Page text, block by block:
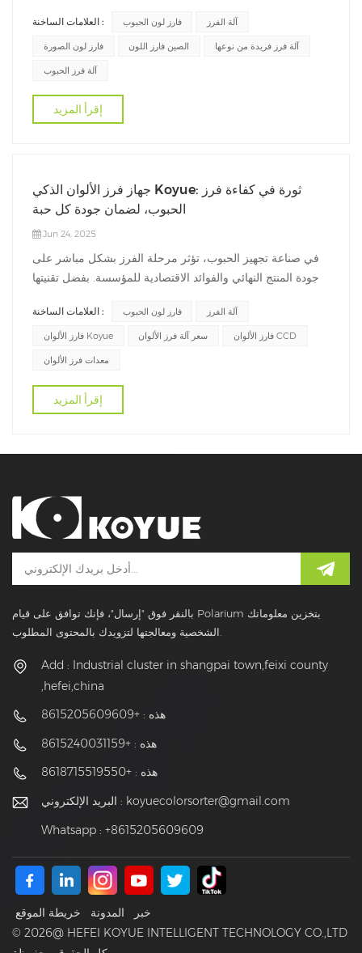
بالمقارنة مع الفرز اليدوي، يمكن لآلات فرز الحبوب الملونة
معالجة كميات كبيرة من الحبوب في وقت قصير للغاية، مما يعزز
كفاءة الإنت...
العلامات الساخنة : فارز لون الحبوب آلة الفرز
فارز لون الصورة الصين فارز اللون آلة فرز فريدة من نوعها
آلة فرز الحبوب
إقرأ المزيد
جهاز فرز الألوان الذكي Koyue: ثورة في كفاءة فرز
الحبوب، لضمان جودة كل حبة
Jun 24, 2025
في صناعة تجهيز الحبوب، تؤثر مرحلة الفرز بشكل مباشر على
جودة المنتج النهائي والفوائد الاقتصادية للمؤسسة. بفضل تقنيتها
أسلوب فرز الحبوب التقليدي كليًا، وأصبحت "سلاحًا سريًا" للعديد
العلامات الساخنة : فارز لون الحبوب آلة الفرز
فارز الألوان Koyue سعر آلة فرز الألوان فارز الألوان CCD
معدات فرز الألوان
إقرأ المزيد
بالنقر فوق "إرسال"، فإنك توافق على قيام Polarium بتخزين معلوماتك
Add : Industrial cluster in shangpai town,feixi county
,hefei,china
هذه : +8615205609609
هذه : +8615240031159
هذه : +8618715519550
البريد الإلكتروني : koyuecolorsorter@gmail.com
Whatsapp : +8615205609609
خريطة الموقع المدونة
خبر
© 2026@ HEFEI KOYUE INTELLIGENT TECHNOLOGY CO.,LTD